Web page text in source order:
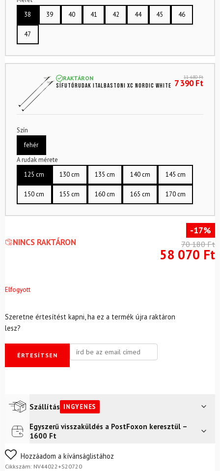
38
39 40 41 42 44 45 46
47
RAKTÁRON
Sífutórudak ITALBASTONI XC Nordic White
11 680Ft
7 390Ft
Szín
fehér
A rudak mérete
125 cm
130 cm 135 cm 140 cm 145 cm
150 cm 155 cm 160 cm 165 cm 170 cm
NINCS RAKTÁRON
-17%
70 180Ft
58 070 Ft
Elfogyott
Szeretne értesítést kapni, ha ez a termék újra raktáron
lesz?
ÉRTESÍTSEN
Szállítás INGYENES
Futár a címreIngyenes
Egyszerű visszaküldés a PostFoxon keresztül –
1600 Ft
Nem biztos a választásában? Semmi gond – a terméket
egyszerűen visszaküldheti 14 napon belül, indoklás nélkül.
Hozzáadom a kívánságlistához
Cikkszám: NV44022+S20720